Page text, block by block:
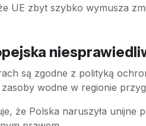
UE zbyt szybko wymusza
są zgodne z polityką
wodne w regionie
że Polska naruszyła unijne